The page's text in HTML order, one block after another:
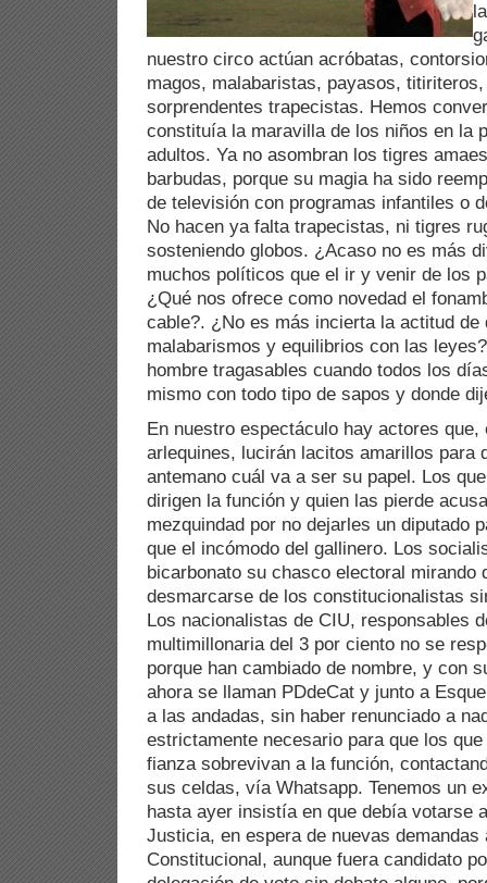
nuestro circo actúan acróbatas,
magos, malabaristas, payasos,
sorprendentes trapecistas. Hemos
constituía la maravilla de los niños en la
adultos. Ya no asombran los tigres
barbudas, porque su magia ha sido
de televisión con programas infantiles o
No hacen ya falta trapecistas, ni tigres
sosteniendo globos. ¿Acaso no es más
muchos políticos que el ir y venir de los
¿Qué nos ofrece como novedad el
cable?. ¿No es más incierta la actitud de
malabarismos y equilibrios con las
hombre tragasables cuando todos los
mismo con todo tipo de sapos y donde
En nuestro espectáculo hay actores
arlequines, lucirán lacitos amarillos para
antemano cuál va a ser su papel. Los
dirigen la función y quien las pierde
mezquindad por no dejarles un diputado
que el incómodo del gallinero. Los
bicarbonato su chasco electoral mirando
desmarcarse de los constitucionalistas
Los nacionalistas de CIU, responsables
multimillonaria del 3 por ciento no se
porque han cambiado de nombre, y con
ahora se llaman PDdeCat y junto a
a las andadas, sin haber renunciado a
estrictamente necesario para que los
fianza sobrevivan a la función,
sus celdas, vía Whatsapp. Tenemos un
hasta ayer insistía en que debía votarse
Justicia, en espera de nuevas demandas
Constitucional, aunque fuera candidato